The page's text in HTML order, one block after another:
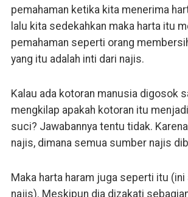
pemahaman ketika kita menerima
lalu kita sedekahkan maka harta itu
pemahaman seperti orang
yang itu adalah inti dari najis.
Kalau ada kotoran manusia digosok
mengkilap apakah kotoran itu menjadi
suci? Jawabannya tentu tidak.
najis, dimana semua sumber najis
Maka harta haram juga seperti itu (ini
najis). Meskipun dia dizakati